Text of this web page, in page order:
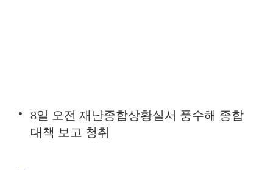
8일 오전 재난종합상황실서 풍수해 종합
대책 보고 청취